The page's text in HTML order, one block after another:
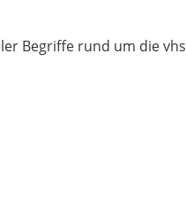
Begriffe rund um die vhs